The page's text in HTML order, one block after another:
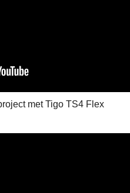
met Tigo TS4 Flex